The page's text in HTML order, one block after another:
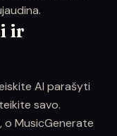
ir
AI parašyti
savo.
o MusicGenerate